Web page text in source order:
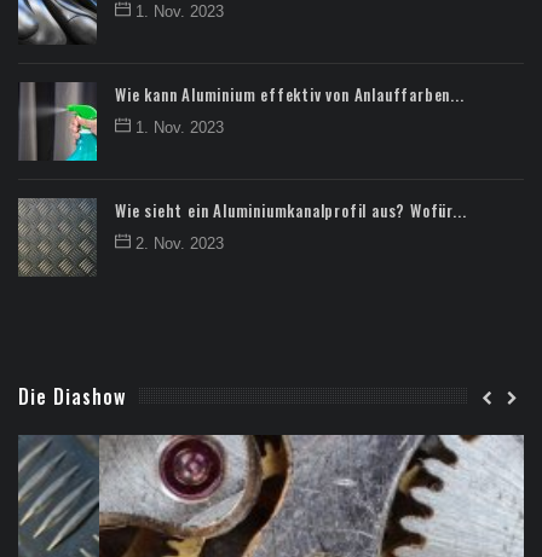
1. Nov. 2023
Wie kann Aluminium effektiv von Anlauffarben...
1. Nov. 2023
Wie sieht ein Aluminiumkanalprofil aus? Wofür...
2. Nov. 2023
Die Diashow